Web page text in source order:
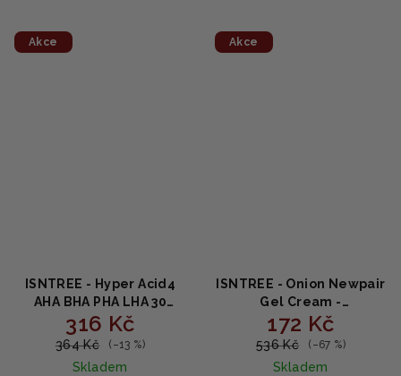
Akce
ISNTREE - Hyper Acid4
AHA BHA PHA LHA 30
Serum - Sérum s
kyselinami AHA BHA PHA
LHA 20ml
316 Kč
364 Kč (–13 %)
Skladem
Akce
ISNTREE - Onion Newpair
Gel Cream -
Regenerační krém s
cibulovým extraktem
172 Kč
536 Kč (–67 %)
Skladem